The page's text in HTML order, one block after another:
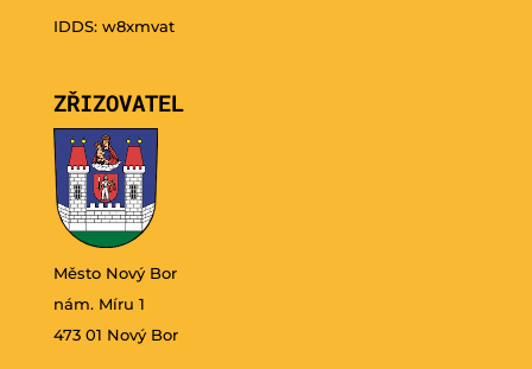
IDDS: w8xmvat
ZŘIZOVATEL
Město Nový Bor
nám. Míru 1
473 01 Nový Bor